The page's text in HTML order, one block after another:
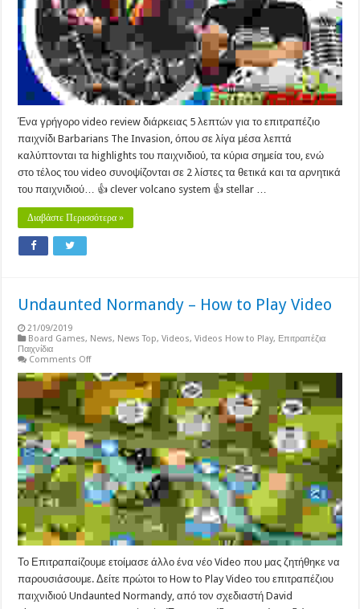
Ένα γρήγορο video review διάρκειας 5 λεπτών για το επιτραπέζιο
παιχνίδι Barbarians The Invasion, όπου σε λίγα μέσα λεπτά
καλύπτονται τα highlights του παιχνιδιού, τα κύρια σημεία του, ενώ
στο τέλος του video συνοψίζονται σε 2 λίστες τα θετικά και τα αρνητικά
του παιχνιδιού… 👍 clever volcano system 👍 stellar …
Διαβάστε Περισσότερα »
Undaunted Normandy – How to Play Video
21/09/2019
Board Games, News, News Top,Videos,Videos How to Play, Επιτραπέζια
Παιχνίδια
Comments Offon
Normandy
–
How
Play
Video
Το Επιτραπαίζουμε ετοίμασε άλλο ένα νέο Video που μας ζητήθηκε να
παρουσιάσουμε. Δείτε πρώτοι το How to Play Video του επιτραπέζιου
παιχνιδιού Undaunted Normandy, από τον σχεδιαστή David